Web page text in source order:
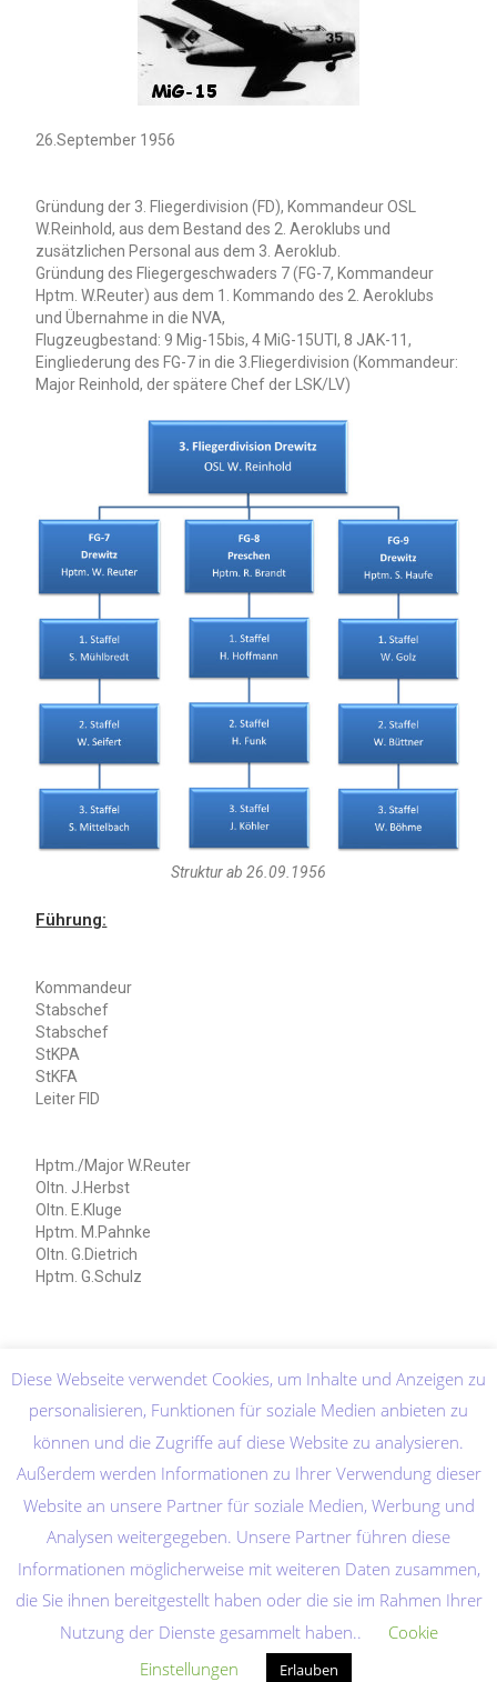
26.September 1956
Gründung der 3. Fliegerdivision (FD), Kommandeur OSL
W.Reinhold, aus dem Bestand des 2. Aeroklubs und
zusätzlichen Personal aus dem 3. Aeroklub.
Gründung des Fliegergeschwaders 7 (FG-7, Kommandeur
Hptm. W.Reuter) aus dem 1. Kommando des 2. Aeroklubs
und Übernahme in die NVA,
Flugzeugbestand: 9 Mig-15bis, 4 MiG-15UTI, 8 JAK-11,
Eingliederung des FG-7 in die 3.Fliegerdivision (Kommandeur:
Major Reinhold, der spätere Chef der LSK/LV)
Struktur ab 26.09.1956
Führung:
Kommandeur
Stabschef
Stabschef
StKPA
StKFA
Leiter FID
Hptm./Major W.Reuter
Oltn. J.Herbst
Oltn. E.Kluge
Hptm. M.Pahnke
Oltn. G.Dietrich
Hptm. G.Schulz
Home Abkürzungen Quellenverzeichnis Datenschutzerklärung
Diese Webseite verwendet Cookies, um Inhalte und Anzeigen zu
personalisieren, Funktionen für soziale Medien anbieten zu
können und die Zugriffe auf diese Website zu analysieren.
Außerdem werden Informationen zu Ihrer Verwendung dieser
Website an unsere Partner für soziale Medien, Werbung und
Analysen weitergegeben. Unsere Partner führen diese
Informationen möglicherweise mit weiteren Daten zusammen,
die Sie ihnen bereitgestellt haben oder die sie im Rahmen Ihrer
Nutzung der Dienste gesammelt haben..
Cookie
Einstellungen
Erlauben